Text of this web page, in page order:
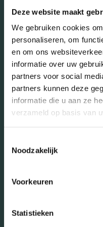
Deze website maakt
We gebruiken cookies
personaliseren, om
en om ons
informatie over uw
partners voor social
partners kunnen deze
informatie die u aan ze
verzameld op basis van
Noodzakelijk
Voorkeuren
Statistieken
Geslacht
Gezinnen met